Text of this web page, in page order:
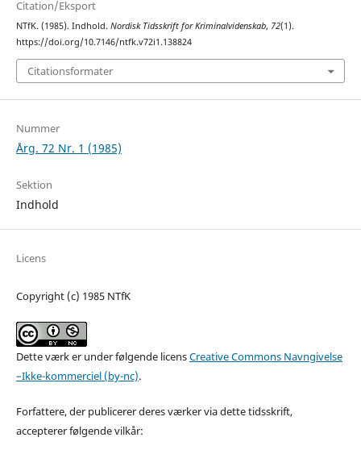
Citation/Eksport
NTfK. (1985). Indhold. Nordisk Tidsskrift for Kriminalvidenskab, 72(1).
https://doi.org/10.7146/ntfk.v72i1.138824
Citationsformater
Nummer
Årg. 72 Nr. 1 (1985)
Sektion
Indhold
Licens
Copyright (c) 1985 NTfK
Dette værk er under følgende licensCreative Commons Navngivelse
–Ikke-kommerciel (by-nc).
Forfattere, der publicerer deres værker via dette tidsskrift,
accepterer følgende vilkår: